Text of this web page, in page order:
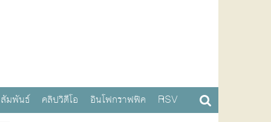
มพันธ์ คลิปวิดีโอ อินโฟกราฟฟิค RSV